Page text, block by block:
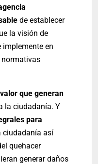
de establecer
la visión de
implemente en
que generan
la ciudadanía. Y
para
ciudadanía así
quehacer
generar daños